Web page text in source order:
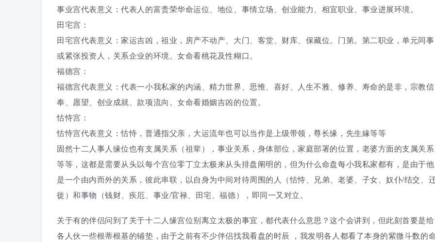
事业宫代表意义：代表人的富贵荣华命运位、地位、事情立场、创业能力、相宜职业、事业进展环境。
田宅宫：
田宅宫代表意义：家运吉凶，祖业，房产不动产、大门、客堂、财库、保藏位。门第。第二职业，单元同事
或紧张投资人，关系企业的环境。女命看桃花及性糊口。
福德宫：
福德宫代表意义：代表一小我私家的内涵、精力世界、思惟、喜好、人生不雅、修养、寿命的是非，宗教信
奉、愿望、创业成就、款项流向。女命看婚姻吉凶的位置。
怙恃宫：
怙恃宫代表意义：怙恃，普通指父亲，大运流年也可以当作是上级带领，尊长缘，先生緣等等
固然十二人事人缘位也有支属关系（祖辈），事业关系，身体部位，家庭部署的位置，老婆方面的支属关系
等等，这都是需要从头以每个宫位零丁立太极来从头排盘阐明的，但为什么命盘每小我私家都有，是由于他
是一个由内而外的关系，彼此串联，以自身为中间对待周围的人（怙恃、兄弟、老婆、子女、奴仆/结交、
徙）和事物（钱财、疾厄、事业/官禄、田宅、福德），即同一又对立。
关于有的伴侣问到了关于十二人缘宫位别离立太极的事宜，都代表什么意思？这个会讲到，但此刻首要是给
各人伙一些根蒂根基的铺垫，由于之前有不少伴侣找我看盘的时辰 ，我发明各人都看了本身的紫微斗数的